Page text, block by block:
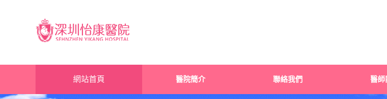
網站首頁 醫院簡介 聯絡我們 醫師